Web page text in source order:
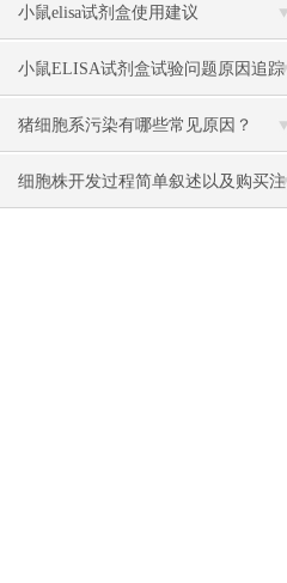
小鼠elisa试剂盒使用建议
小鼠ELISA试剂盒试验问题原因追踪
猪细胞系污染有哪些常见原因？
细胞株开发过程简单叙述以及购买注